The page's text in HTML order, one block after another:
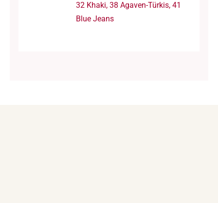
32 Khaki, 38 Agaven-Türkis, 41
Blue Jeans